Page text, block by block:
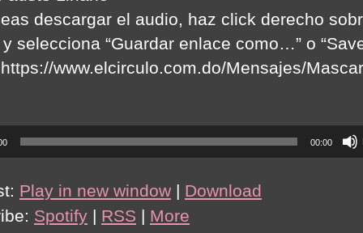
descargar el audio, haz click derecho
selecciona “Guardar enlace como…” o
www.elcirculo.com.do/Mensajes/
00:00
Play in new window | Download
Spotify | RSS | More